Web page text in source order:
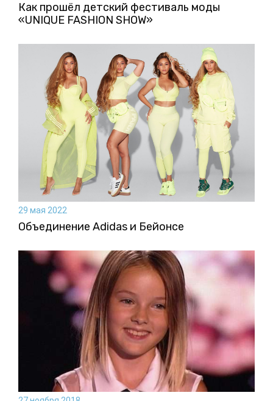
Как прошёл детский фестиваль моды
«UNIQUE FASHION SHOW»
29 мая 2022
Объединение Adidas и Бейонсе